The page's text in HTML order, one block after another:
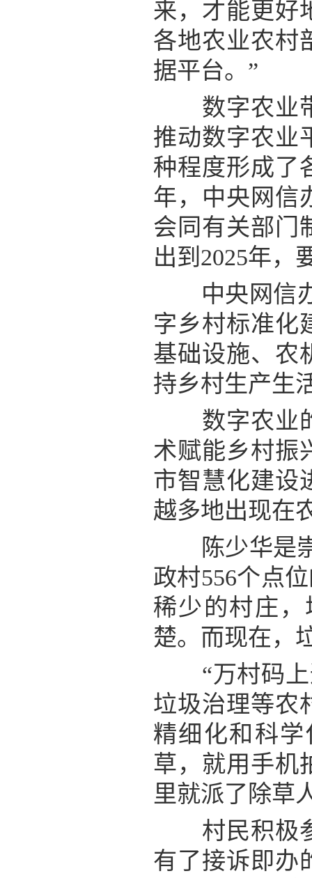
来，才能更好
各地农业农村
据平台。”
数字农业带
推动数字农业
种程度形成了
年，中央网信
会同有关部门
出到2025年，
中央网信办
字乡村标准化
基础设施、农
持乡村生产生
数字农业的
术赋能乡村振
市智慧化建设
越多地出现在
陈少华是崇
政村556个点
稀少的村庄
楚。而现在，
“万村码上
垃圾治理等农
精细化和科
草，就用手机
里就派了除草
村民积极参
有了接诉即办